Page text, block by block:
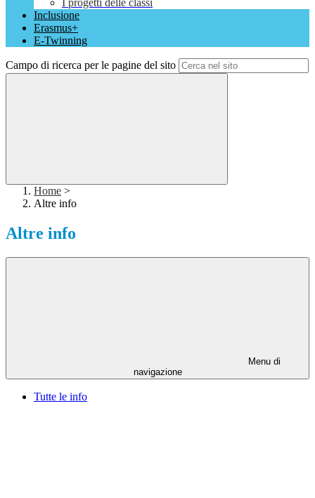
I progetti delle classi
Inclusione
Erasmus+
E-Twinning
Campo di ricerca per le pagine del sito
Home >
Altre info
Altre info
Menu di
navigazione
Tutte le info